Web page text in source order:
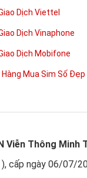
coi là số của
Dịch Viettel
Dịch Vinaphone
Dịch Mobifone
Hàng Mua Sim Số Đẹp
Viễn Thông Minh
cấp ngày 06/07/